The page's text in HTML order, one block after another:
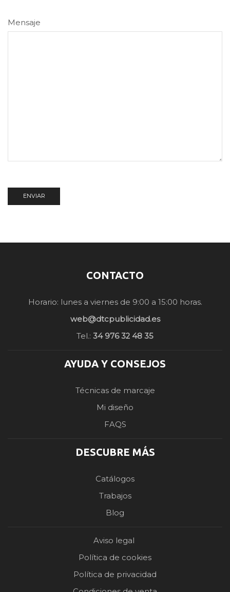
Mensaje
CONTACTO
Horario: lunes a viernes de 9:00 a 15:00 horas.
web@dtcpublicidad.es
Tel.: 34 976 32 48 35
AYUDA Y CONSEJOS
Técnicas de marcaje
Mi diseño
FAQS
DESCUBRE MÁS
Catálogos
Trabajos
Blog
Aviso legal
Política de cookies
Política de privacidad